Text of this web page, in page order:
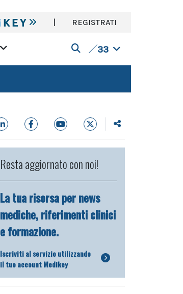
| REGISTRATI
33
Resta aggiornato con noi!
La tua risorsa per news
mediche, riferimenti clinici
e formazione.
Iscriviti al servizio utilizzando
il tuo account Medikey